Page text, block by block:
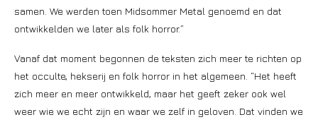
samen. We werden toen Midsommer Metal genoemd en dat
ontwikkelden we later als folk horror.”
Vanaf dat moment begonnen de teksten zich meer te richten op
het occulte, hekserij en folk horror in het algemeen. “Het heeft
zich meer en meer ontwikkeld, maar het geeft zeker ook wel
weer wie we echt zijn en waar we zelf in geloven. Dat vinden we